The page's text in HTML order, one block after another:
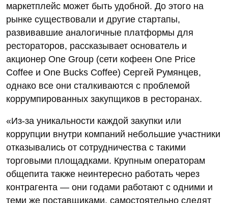
маркетплейс может быть удобной. До этого на
рынке существовали и другие стартапы,
развивавшие аналогичные платформы для
рестораторов, рассказывает основатель и
акционер One Group (сети кофеен One Price
Coffee и One Bucks Coffee) Сергей Румянцев,
однако все они сталкиваются с проблемой
коррумпированных закупщиков в ресторанах.
«Из-за уникальности каждой закупки или
коррупции внутри компаний небольшие участники
отказывались от сотрудничества с такими
торговыми площадками. Крупным операторам
общепита также неинтересно работать через
контрагента — они годами работают с одними и
теми же поставщиками, самостоятельно следят